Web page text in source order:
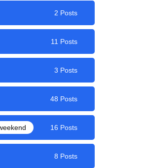
2 Posts
11 Posts
3 Posts
48 Posts
16 Posts
8 Posts